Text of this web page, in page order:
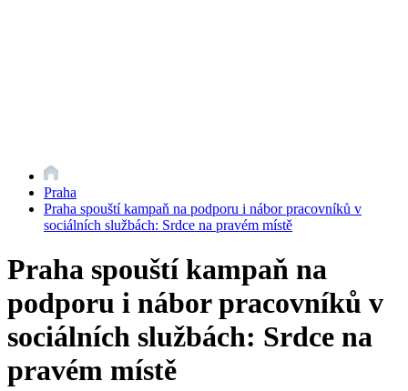
Praha
Praha spouští kampaň na podporu i nábor pracovníků v
sociálních službách: Srdce na pravém místě
Praha spouští kampaň na
podporu i nábor pracovníků v
sociálních službách: Srdce na
pravém místě